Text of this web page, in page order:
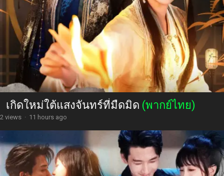
เกิดใหม่ใต้แสงจันทร์ที่มืดมิด (พากย์ไทย)
2 views · 11 hours ago